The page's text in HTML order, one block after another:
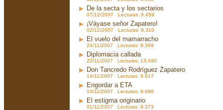
De la secta y los sectarios
07/12/2007 Lecturas: 9.459
¡Váyase señor Zapatero!
02/12/2007 Lecturas: 9.310
El vuelo del mamarracho
24/11/2007 Lecturas: 9.389
Diplomacia callada
22/11/2007 Lecturas: 13.490
Don Tancredo Rodríguez Zapatero
14/11/2007 Lecturas: 9.817
Engordar a ETA
10/11/2007 Lecturas: 9.998
El estigma originario
01/11/2007 Lecturas: 9.373